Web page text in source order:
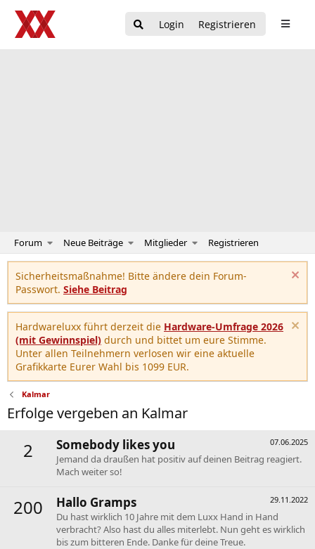
Login Registrieren
Forum Neue Beiträge Mitglieder Registrieren
Sicherheitsmaßnahme! Bitte ändere dein Forum-
Passwort. Siehe Beitrag
Hardwareluxx führt derzeit die Hardware-Umfrage 2026
(mit Gewinnspiel) durch und bittet um eure Stimme.
Unter allen Teilnehmern verlosen wir eine aktuelle
Grafikkarte Eurer Wahl bis 1099 EUR.
Kalmar
Erfolge vergeben an Kalmar
2 07.06.2025
Somebody likes you
Jemand da draußen hat positiv auf deinen Beitrag reagiert.
Mach weiter so!
200 29.11.2022
Hallo Gramps
Du hast wirklich 10 Jahre mit dem Luxx Hand in Hand
verbracht? Also hast du alles miterlebt. Nun geht es wirklich
bis zum bitteren Ende. Danke für deine Treue.